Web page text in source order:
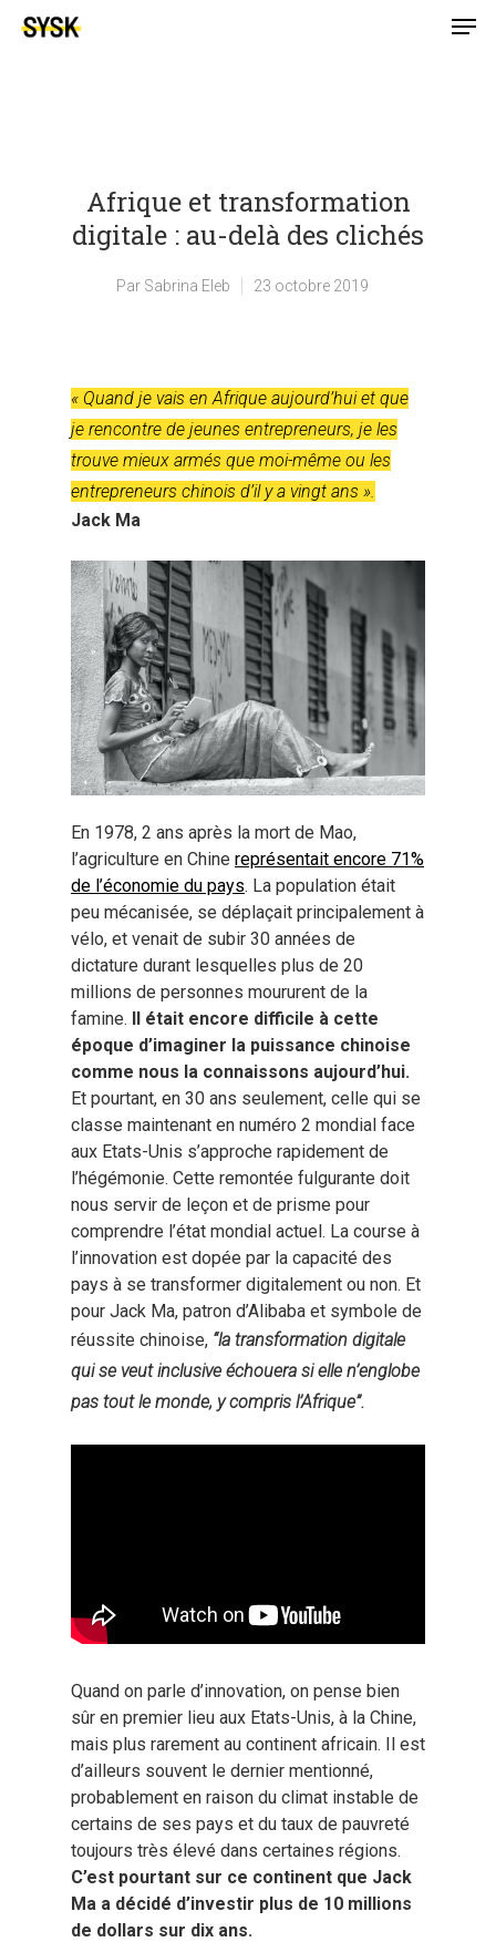
Afrique et transformation
digitale : au-delà des clichés
Par Sabrina Eleb 23 octobre 2019
« Quand je vais en Afrique aujourd’hui et que
je rencontre de jeunes entrepreneurs, je les
trouve mieux armés que moi-même ou les
entrepreneurs chinois d’il y a vingt ans ».
Jack Ma
En 1978, 2 ans après la mort de Mao,
l’agriculture en Chine représentait encore 71%
de l’économie du pays. La population était
peu mécanisée, se déplaçait principalement à
vélo, et venait de subir 30 années de
dictature durant lesquelles plus de 20
millions de personnes moururent de la
famine. Il était encore difficile à cette
époque d’imaginer la puissance chinoise
comme nous la connaissons aujourd’hui.
Et pourtant, en 30 ans seulement, celle qui se
classe maintenant en numéro 2 mondial face
aux Etats-Unis s’approche rapidement de
l’hégémonie. Cette remontée fulgurante doit
nous servir de leçon et de prisme pour
comprendre l’état mondial actuel. La course à
l’innovation est dopée par la capacité des
pays à se transformer digitalement ou non. Et
pour Jack Ma, patron d’Alibaba et symbole de
réussite chinoise, “la transformation digitale
qui se veut inclusive échouera si elle n’englobe
pas tout le monde, y compris l’Afrique”.
Quand on parle d’innovation, on pense bien
sûr en premier lieu aux Etats-Unis, à la Chine,
mais plus rarement au continent africain. Il est
d’ailleurs souvent le dernier mentionné,
probablement en raison du climat instable de
certains de ses pays et du taux de pauvreté
toujours très élevé dans certaines régions.
C’est pourtant sur ce continent que Jack
Ma a décidé d’investir plus de 10 millions
de dollars sur dix ans.